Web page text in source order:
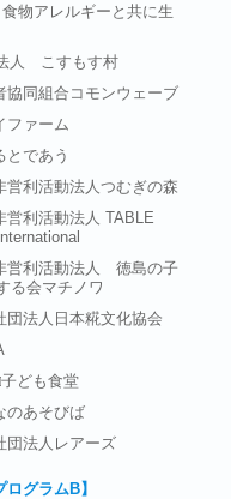
物アレルギーと共に生
人 こすもす村
協同組合コモンウェーブ
ファーム
とであう
営利活動法人つむぎの森
営利活動法人 TABLE
営利活動法人 徳島の子
る会マチノワ
団法人日本糀文化協会
ども食堂
のあそびば
団法人レアーズ
ログラムB】